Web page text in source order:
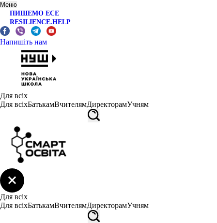
Меню
ПИШЕМО ЕСЕ
RESILIENCE.HELP
Напишіть нам
Для всіх
Для всіхБатькамВчителямДиректорамУчням
Для всіх
Для всіхБатькамВчителямДиректорамУчням